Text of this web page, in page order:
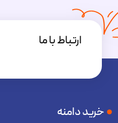
ارتباط با ما
خرید دامنه